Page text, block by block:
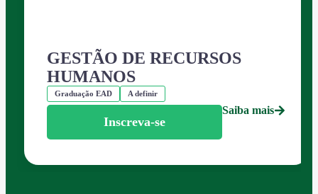
GESTÃO DE RECURSOS
HUMANOS
Graduação EAD A definir
Inscreva-se
Saiba mais